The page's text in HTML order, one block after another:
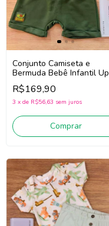
Conjunto Camiseta e
Bermuda Bebê Infantil Up
Baby 46987 (Off
White/Verde)
R$169,90
3 x de R$56,63 sem juros
Comprar